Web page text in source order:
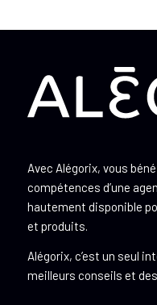
Avec Alégorix, vous
compétences d’une
hautement disponible
et produits.
Alégorix, c’est un seul
meilleurs conseils et